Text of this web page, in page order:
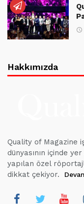
Hakkımızda
Quality of Magazine
dünyasının içinde
yapılan özel
dikkat çekiyor.